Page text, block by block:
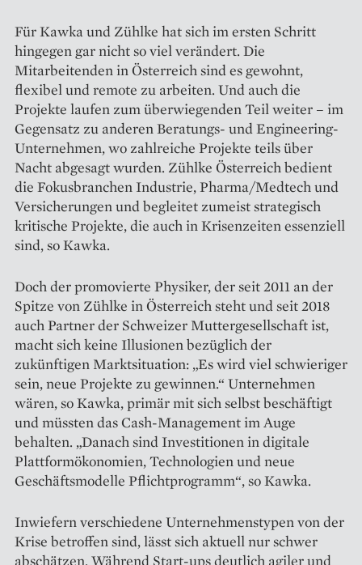
Für Kawka und Zühlke hat sich im ersten Schritt
hingegen gar nicht so viel verändert. Die
Mitarbeitenden in Österreich sind es gewohnt,
flexibel und remote zu arbeiten. Und auch die
Projekte laufen zum überwiegenden Teil weiter – im
Gegensatz zu anderen Beratungs- und Engineering-
Unternehmen, wo zahlreiche Projekte teils über
Nacht abgesagt wurden. Zühlke Österreich bedient
die Fokusbranchen Industrie, Pharma/Medtech und
Versicherungen und begleitet zumeist strategisch
kritische Projekte, die auch in Krisenzeiten essenziell
sind, so Kawka.
Doch der promovierte Physiker, der seit 2011 an der
Spitze von Zühlke in Österreich steht und seit 2018
auch Partner der Schweizer Muttergesellschaft ist,
macht sich keine Illusionen bezüglich der
zukünftigen Marktsituation: „Es wird viel schwieriger
sein, neue Projekte zu gewinnen.“ Unternehmen
wären, so Kawka, primär mit sich selbst beschäftigt
und müssten das Cash-Management im Auge
behalten. „Danach sind Investitionen in digitale
Plattformökonomien, Technologien und neue
Geschäftsmodelle Pflichtprogramm“, so Kawka.
Inwiefern verschiedene Unternehmenstypen von der
Krise betroffen sind, lässt sich aktuell nur schwer
abschätzen. Während Start-ups deutlich agiler und